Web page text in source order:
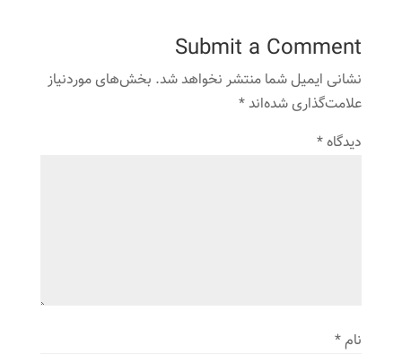
Submit a Comment
نشانی ایمیل شما منتشر نخواهد شد. بخش‌های موردنیاز
علامت‌گذاری شده‌اند*
دیدگاه*
نام*